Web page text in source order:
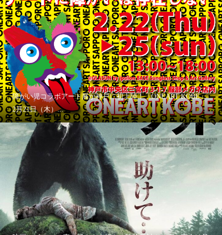
障がい児コラボアート展が神戸に初上陸！「ONEART KOBE」
2月21日（木）...